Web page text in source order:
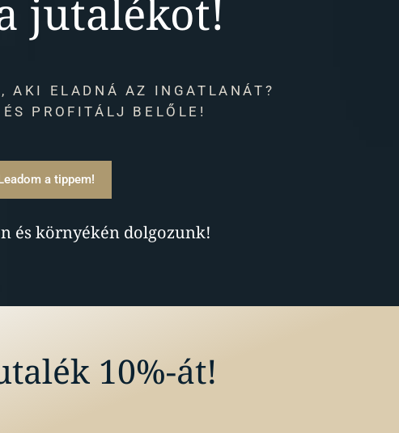
jutalékot!
AKI ELADNÁ AZ INGATLANÁT?
PROFITÁLJ BELŐLE!
a tippem!
és környékén dolgozunk!
10%-át!